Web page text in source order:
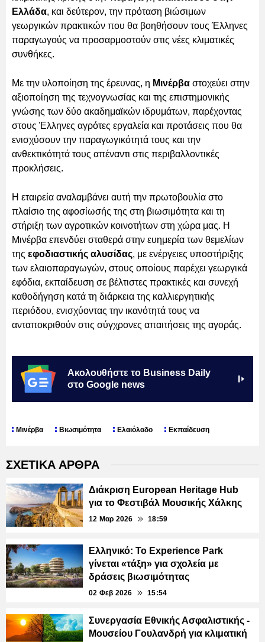
Ελλάδα, και δεύτερον, την πρόταση βιώσιμων
γεωργικών πρακτικών που θα βοηθήσουν τους Έλληνες
παραγωγούς να προσαρμοστούν στις νέες κλιματικές
συνθήκες.
Με την υλοποίηση της έρευνας, η Μινέρβα στοχεύει στην
αξιοποίηση της τεχνογνωσίας και της επιστημονικής
γνώσης των δύο ακαδημαϊκών ιδρυμάτων, παρέχοντας
στους Έλληνες αγρότες εργαλεία και προτάσεις που θα
ενισχύσουν την παραγωγικότητά τους και την
ανθεκτικότητά τους απέναντι στις περιβαλλοντικές
προκλήσεις.
Η εταιρεία αναλαμβάνει αυτή την πρωτοβουλία στο
πλαίσιο της αφοσίωσής της στη βιωσιμότητα και τη
στήριξη των αγροτικών κοινοτήτων στη χώρα μας. Η
Μινέρβα επενδύει σταθερά στην ευημερία των θεμελίων
της εφοδιαστικής αλυσίδας, με ενέργειες υποστήριξης
των ελαιοπαραγωγών, στους οποίους παρέχει γεωργικά
εφόδια, εκπαίδευση σε βέλτιστες πρακτικές και συνεχή
καθοδήγηση κατά τη διάρκεια της καλλιεργητικής
περιόδου, ενισχύοντας την ικανότητά τους να
ανταποκριθούν στις σύγχρονες απαιτήσεις της αγοράς.
Ακολουθήστε το Business Daily
στο Google news
Μινέρβα Βιωσιμότητα Ελαιόλαδο Εκπαίδευση
ΣΧΕΤΙΚΑ ΑΡΘΡΑ
Διάκριση European Heritage Hub
για το Φεστιβάλ Μουσικής Χάλκης
12 Μαρ 2026 18:59
Ελληνικό: Το Experience Park
γίνεται «τάξη» για σχολεία με
δράσεις βιωσιμότητας
02 Φεβ 2026 15:54
Συνεργασία Εθνικής Ασφαλιστικής -
Μουσείου Γουλανδρή για κλιματική